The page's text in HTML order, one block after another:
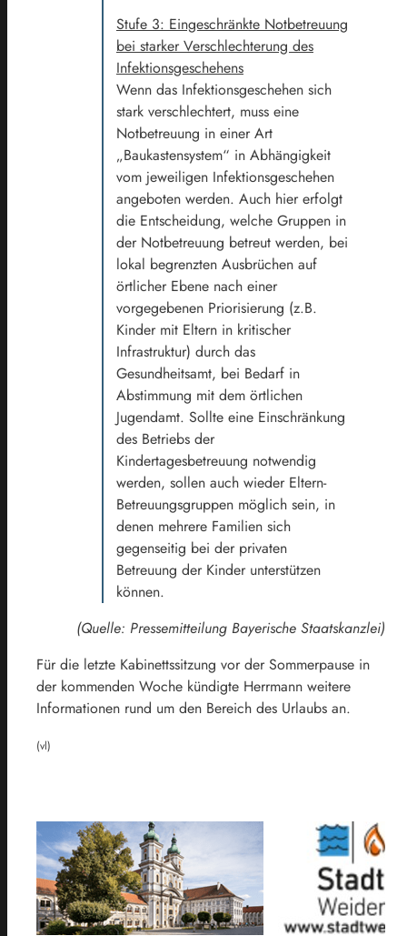
Stufe 3: Eingeschränkte Notbetreuung
bei starker Verschlechterung des
Infektionsgeschehens
Wenn das Infektionsgeschehen sich
stark verschlechtert, muss eine
Notbetreuung in einer Art
„Baukastensystem“ in Abhängigkeit
vom jeweiligen Infektionsgeschehen
angeboten werden. Auch hier erfolgt
die Entscheidung, welche Gruppen in
der Notbetreuung betreut werden, bei
lokal begrenzten Ausbrüchen auf
örtlicher Ebene nach einer
vorgegebenen Priorisierung (z.B.
Kinder mit Eltern in kritischer
Infrastruktur) durch das
Gesundheitsamt, bei Bedarf in
Abstimmung mit dem örtlichen
Jugendamt. Sollte eine Einschränkung
des Betriebs der
Kindertagesbetreuung notwendig
werden, sollen auch wieder Eltern-
Betreuungsgruppen möglich sein, in
denen mehrere Familien sich
gegenseitig bei der privaten
Betreuung der Kinder unterstützen
können.
(Quelle: Pressemitteilung Bayerische Staatskanzlei)
Für die letzte Kabinettssitzung vor der Sommerpause in
der kommenden Woche kündigte Herrmann weitere
Informationen rund um den Bereich des Urlaubs an.
(vl)